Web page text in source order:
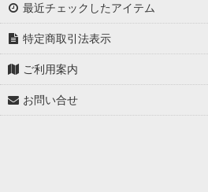
最近チェックしたアイテム
特定商取引法表示
ご利用案内
お問い合せ